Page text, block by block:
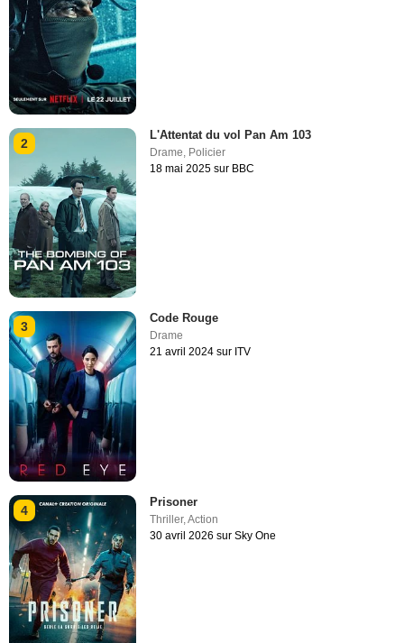
2
L'Attentat du vol Pan Am 103
Drame, Policier
18 mai 2025 sur BBC
3
Code Rouge
Drame
21 avril 2024 sur ITV
4
Prisoner
Thriller,Action
30 avril 2026 sur Sky One